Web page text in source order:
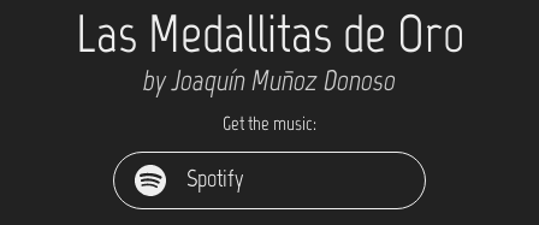
Las Medallitas de Oro
by Joaquín Muñoz Donoso
Get the music:
Spotify